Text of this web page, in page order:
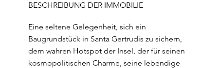
BESCHREIBUNG DER IMMOBILIE
Eine seltene Gelegenheit, sich ein
Baugrundstück in Santa Gertrudis zu sichern,
dem wahren Hotspot der Insel, der für seinen
kosmopolitischen Charme, seine lebendige